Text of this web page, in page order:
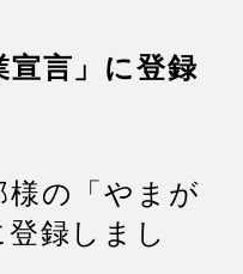
宣言」に登録
様の「やまが
録しまし